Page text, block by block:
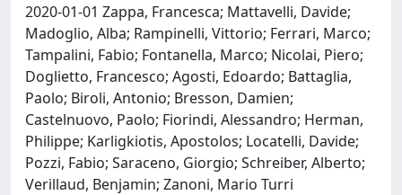
2020-01-01 Zappa, Francesca; Mattavelli, Davide;
Madoglio, Alba; Rampinelli, Vittorio; Ferrari, Marco;
Tampalini, Fabio; Fontanella, Marco; Nicolai, Piero;
Doglietto, Francesco; Agosti, Edoardo; Battaglia,
Paolo; Biroli, Antonio; Bresson, Damien;
Castelnuovo, Paolo; Fiorindi, Alessandro; Herman,
Philippe; Karligkiotis, Apostolos; Locatelli, Davide;
Pozzi, Fabio; Saraceno, Giorgio; Schreiber, Alberto;
Verillaud, Benjamin; Zanoni, Mario Turri